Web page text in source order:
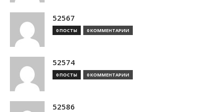
52567
0 ПОСТЫ 0 КОММЕНТАРИИ
52574
0 ПОСТЫ 0 КОММЕНТАРИИ
52586